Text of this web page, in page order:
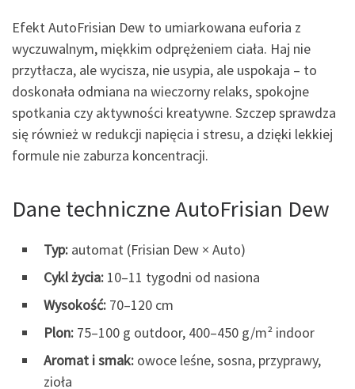
Efekt AutoFrisian Dew to umiarkowana euforia z
wyczuwalnym, miękkim odprężeniem ciała. Haj nie
przytłacza, ale wycisza, nie usypia, ale uspokaja – to
doskonała odmiana na wieczorny relaks, spokojne
spotkania czy aktywności kreatywne. Szczep sprawdza
się również w redukcji napięcia i stresu, a dzięki lekkiej
formule nie zaburza koncentracji.
Dane techniczne AutoFrisian Dew
Typ: automat (Frisian Dew × Auto)
Cykl życia: 10–11 tygodni od nasiona
Wysokość: 70–120 cm
Plon: 75–100 g outdoor, 400–450 g/m² indoor
Aromat i smak: owoce leśne, sosna, przyprawy,
zioła